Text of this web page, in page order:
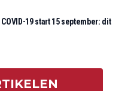
19 start 15 september: dit